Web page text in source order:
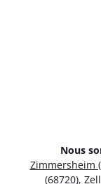
Nous
Zimmersheim
(68720),